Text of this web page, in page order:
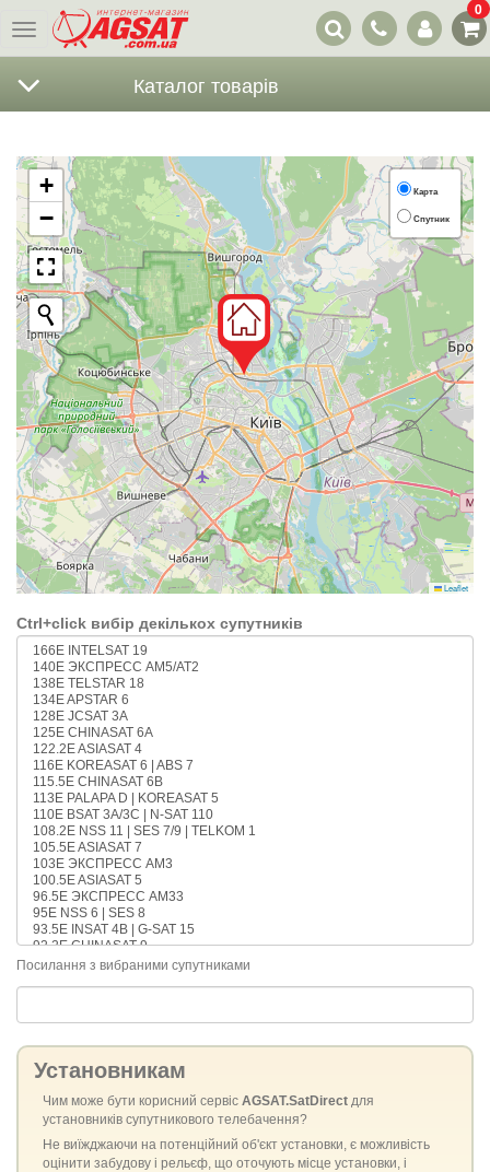
Меню
Наші
контакти
0
Каталог товарів
+
−
Карта
Спутник
Leaflet
Ctrl+click вибір декількох супутників
Посилання з вибраними супутниками
Установникам
Чим може бути корисний сервіс AGSAT.SatDirect для
установників супутникового телебачення?
Не виїжджаючи на потенційний об'єкт установки, є можливість
оцінити забудову і рельєф, що оточують місце установки, і